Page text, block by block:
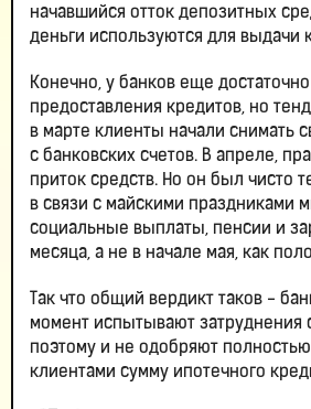
начавшийся отток депозитных
деньги используются для выдачи
Конечно, у банков еще
предоставления кредитов, но
в марте клиенты начали снимать
с банковских счетов. В апреле,
приток средств. Но он был чисто
в связи с майскими праздниками
социальные выплаты, пенсии и
месяца, а не в начале мая, как
Так что общий вердикт таков ­-
момент испытывают затруднения
поэтому и не одобряют
клиентами сумму ипотечного